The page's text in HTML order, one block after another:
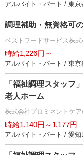
アルバイト・パート / 東京
調理補助・無資格可
ベストフードサービス株
時給1,226円～
アルバイト・パート / 東京
「福祉調理スタッフ
老人ホーム
株式会社プロミネントケ
時給1,140円～1,177円
アルバイト・パート / 愛知